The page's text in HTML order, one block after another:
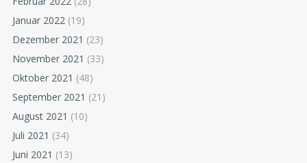
Januar 2022 (19)
Dezember 2021 (23)
November 2021 (33)
Oktober 2021 (48)
September 2021 (21)
August 2021 (10)
Juli 2021 (34)
Juni 2021 (13)